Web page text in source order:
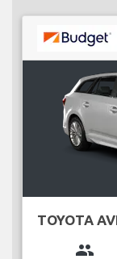
TOYOTA
group